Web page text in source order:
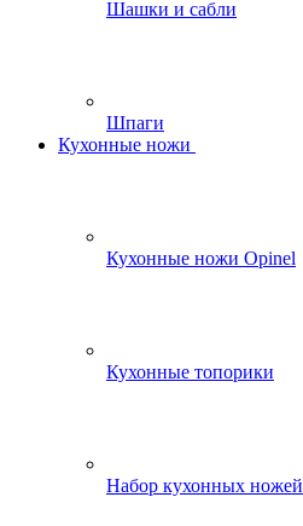
Шашки и сабли
Шпаги
Кухонные ножи
Кухонные ножи Opinel
Кухонные топорики
Набор кухонных ножей